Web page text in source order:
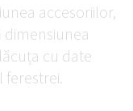
accesoriilor,
dimensiunea
cu date